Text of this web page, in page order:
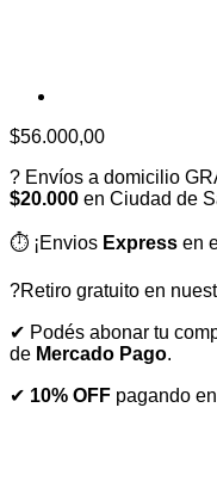
$56.000,00
? Envíos a domicilio
$20.000 en Ciudad de
⏱️ ¡Envios Express en
?Retiro gratuito en
✔ Podés abonar tu
de Mercado Pago.
✔ 10% OFF pagando